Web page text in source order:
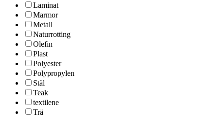
Laminat
Marmor
Metall
Naturrotting
Olefin
Plast
Polyester
Polypropylen
Stål
Teak
textilene
Trä